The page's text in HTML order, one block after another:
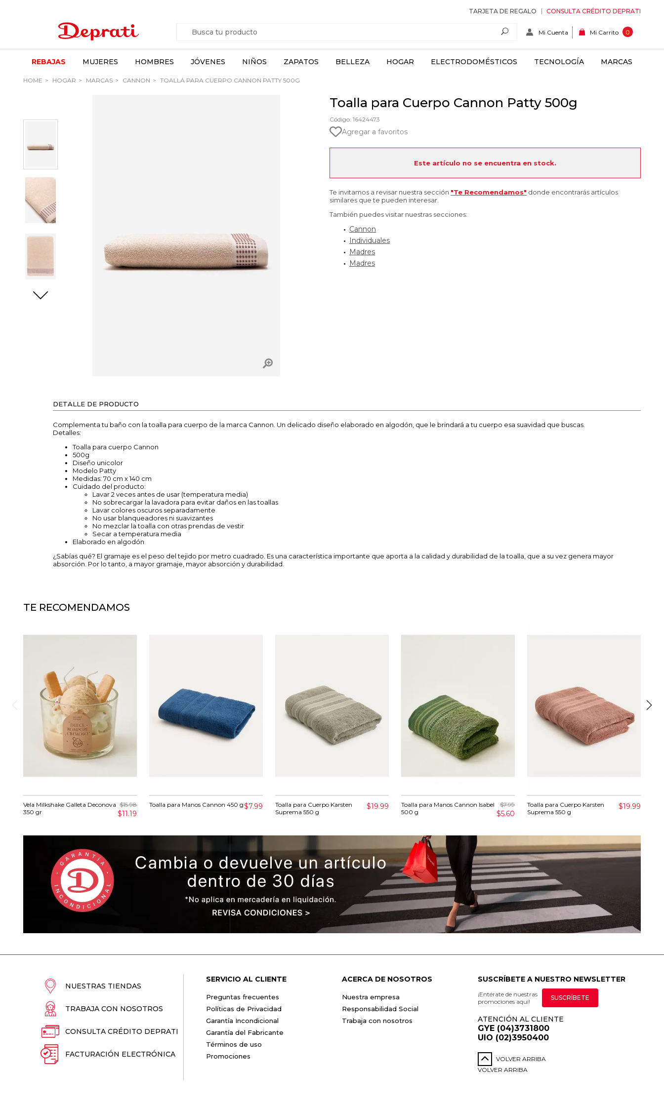
TARJETA DE REGALO CONSULTA CRÉDITO DEPRATI
Mi Cuenta Mi Carrito 0
REBAJAS MUJERES HOMBRES JÓVENES NIÑOS ZAPATOS BELLEZA HOGAR ELECTRODOMÉSTICOS TECNOLOGÍA MARCAS
HOME HOGAR MARCAS CANNON TOALLA PARA CUERPO CANNON PATTY 500G
Toalla para Cuerpo Cannon Patty 500g
Código: 16424473
Agregar a favoritos
Este artículo no se encuentra en stock.
Te invitamos a revisar nuestra sección "Te Recomendamos" donde encontrarás artículos
similares que te pueden interesar.
También puedes visitar nuestras secciones:
Cannon
Individuales
Madres
Madres
DETALLE DE PRODUCTO
Complementa tu baño con la toalla para cuerpo de la marca Cannon. Un delicado diseño elaborado en algodón, que le brindará a tu cuerpo esa suavidad que buscas.
Detalles:
Toalla para cuerpo Cannon
500g
Diseño unicolor
Modelo Patty
Medidas: 70 cm x 140 cm
Cuidado del producto:
Lavar 2 veces antes de usar (temperatura media)
No sobrecargar la lavadora para evitar daños en las toallas
Lavar colores oscuros separadamente
No usar blanqueadores ni suavizantes
No mezclar la toalla con otras prendas de vestir
Secar a temperatura media
Elaborado en algodón
¿Sabías qué? El gramaje es el peso del tejido por metro cuadrado. Es una característica importante que aporta a la calidad y durabilidad de la toalla, que a su vez genera mayor
absorción. Por lo tanto, a mayor gramaje, mayor absorción y durabilidad.
TE RECOMENDAMOS
Vela Milkshake Galleta Deconova
350 gr
$15.98
$11.19
Toalla para Manos Cannon 450 g$7.99
Toalla para Cuerpo Karsten
Suprema 550 g
$19.99
Toalla para Manos Cannon Isabel
500 g
$7.99
$5.60
Toalla para Cuerpo Karsten
Suprema 550 g
$19.99
NUESTRAS TIENDAS
TRABAJA CON NOSOTROS
CONSULTA CRÉDITO DEPRATI
FACTURACIÓN ELECTRÓNICA
SERVICIO AL CLIENTE
Preguntas frecuentes
Políticas de Privacidad
Garantía Incondicional
Garantía del Fabricante
Términos de uso
Promociones
ACERCA DE NOSOTROS
Nuestra empresa
Responsabilidad Social
Trabaja con nosotros
SUSCRÍBETE A NUESTRO NEWSLETTER
¡Entérate de nuestras
promociones aquí!
SUSCRÍBETE
ATENCIÓN AL CLIENTE
GYE (04)3731800
UIO (02)3950400
VOLVER ARRIBA
VOLVER ARRIBA